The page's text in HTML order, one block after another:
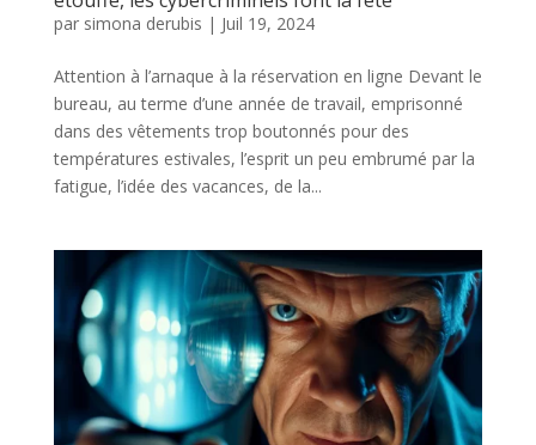
par simona derubis | Juil 19, 2024
Attention à l’arnaque à la réservation en ligne Devant le
bureau, au terme d’une année de travail, emprisonné
dans des vêtements trop boutonnés pour des
températures estivales, l’esprit un peu embrumé par la
fatigue, l’idée des vacances, de la...